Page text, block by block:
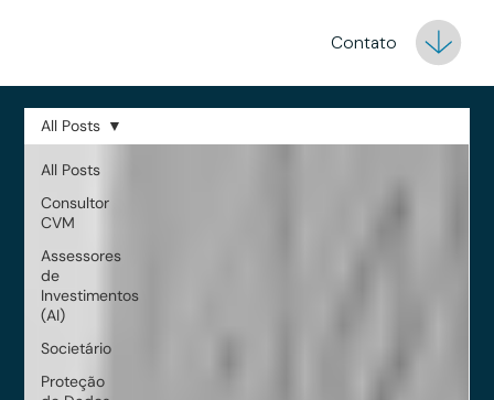
Contato
All Posts
Consultor
CVM
Assessores
de
Investimentos
(AI)
Societário
Proteção
All Posts